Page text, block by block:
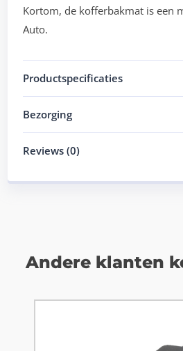
Kortom, de kofferbakmat is een
Auto.
Productspecificaties
Bezorging
Reviews (0)
Andere klanten